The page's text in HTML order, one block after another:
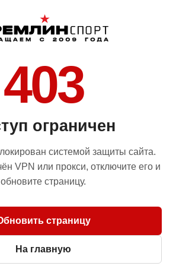
403
ограничен
системой защиты сайта.
VPN или прокси, отключите его и
обновите страницу.
страницу
На главную